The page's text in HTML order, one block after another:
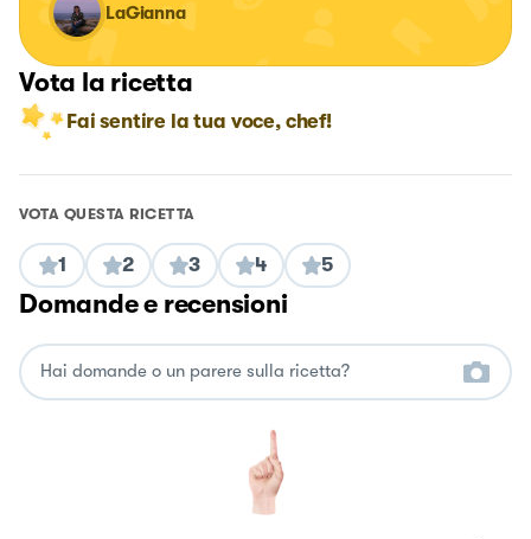
LaGianna
Vota la ricetta
Fai sentire la tua voce, chef!
VOTA QUESTA RICETTA
1 2 3 4 5
Domande e recensioni